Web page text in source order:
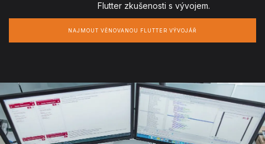
Flutter zkušenosti s vývojem.
NAJMOUT VĚNOVANOU FLUTTER VÝVOJÁŘ